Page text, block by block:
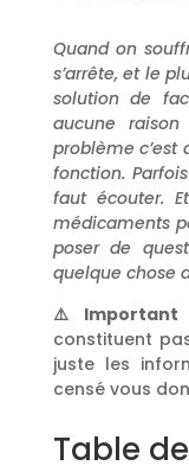
Quand on
s’arrête, et le
solution de
aucune
problème c’est
fonction.
faut écouter.
médicaments
poser de
quelque chose
⚠️ Important
constituent
juste les
censé vous
Table